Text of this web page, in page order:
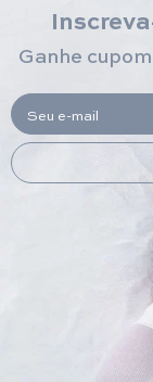
Ganhe
Seu e-mail